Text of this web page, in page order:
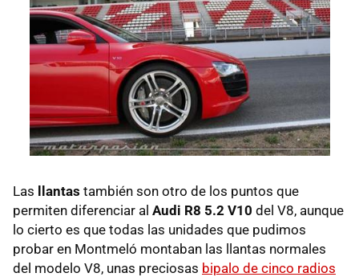
Las llantas también son otro de los puntos que
permiten diferenciar al Audi R8 5.2 V10 del V8, aunque
lo cierto es que todas las unidades que pudimos
probar en Montmeló montaban las llantas normales
del modelo V8, unas preciosas bipalo de cinco radios